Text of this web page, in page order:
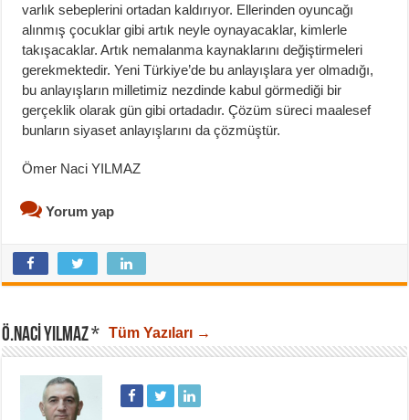
varlık sebeplerini ortadan kaldırıyor. Ellerinden oyuncağı
alınmış çocuklar gibi artık neyle oynayacaklar, kimlerle
takışacaklar. Artık nemalanma kaynaklarını değiştirmeleri
gerekmektedir. Yeni Türkiye’de bu anlayışlara yer olmadığı,
bu anlayışların milletimiz nezdinde kabul görmediği bir
gerçeklik olarak gün gibi ortadadır. Çözüm süreci maalesef
bunların siyaset anlayışlarını da çözmüştür.
Ömer Naci YILMAZ
Yorum yap
Ö.NACI YILMAZ * Tüm Yazıları →